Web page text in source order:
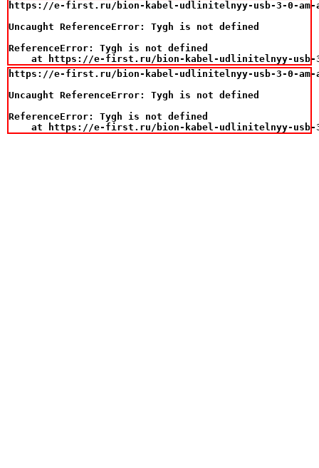
https://e-first.ru/bion-kabel-udlinitelnyy-usb-3-0-am-af-
Uncaught ReferenceError: Tygh is not defined
ReferenceError: Tygh is not defined
at https://e-first.ru/bion-kabel-udlinitelnyy-
https://e-first.ru/bion-kabel-udlinitelnyy-usb-3-0-am-af-
Uncaught ReferenceError: Tygh is not defined
ReferenceError: Tygh is not defined
at https://e-first.ru/bion-kabel-udlinitelnyy-